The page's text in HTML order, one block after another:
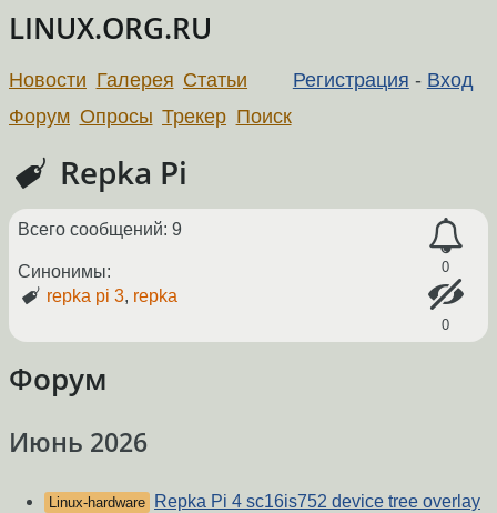
LINUX.ORG.RU
Регистрация - Вход
Новости Галерея Статьи
Форум Опросы Трекер Поиск
Repka Pi
0
0
Всего сообщений: 9
Синонимы:
repka pi 3, repka
Форум
Июнь 2026
Linux-hardware
Repka Pi 4 sc16is752 device tree overlay